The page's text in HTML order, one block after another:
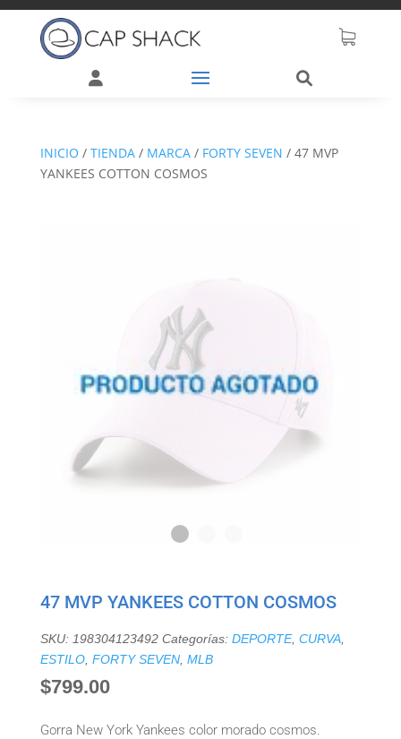
INICIO / TIENDA/ MARCA/ FORTY SEVEN / 47 MVP
YANKEES COTTON COSMOS
47 MVP YANKEES COTTON COSMOS
SKU: 198304123492 Categorías: DEPORTE, CURVA,
ESTILO, FORTY SEVEN, MLB
$799.00
Gorra New York Yankees color morado cosmos.